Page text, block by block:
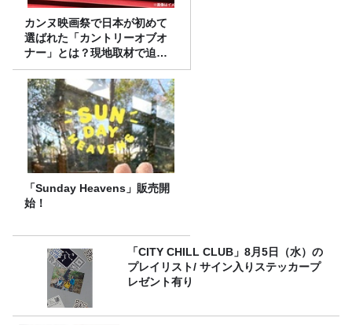
カンヌ映画祭で日本が初めて
選ばれた「カントリーオブオ
ナー」とは？現地取材で迫る
選出の意味
「Sunday Heavens」販売開
始！
「CITY CHILL CLUB」8月5日（水）の
プレイリスト/ サイン入りステッカープ
レゼント有り